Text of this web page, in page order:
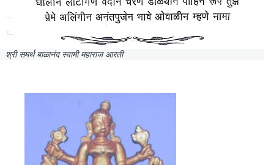
श्री समर्थ बाळानंद स्वामी महाराज आरती